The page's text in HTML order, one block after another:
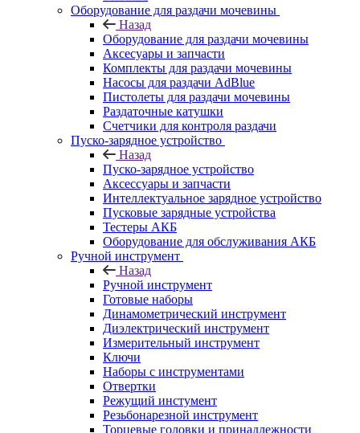
Оборудование для раздачи мочевины
Назад
Оборудование для раздачи мочевины
Аксесуары и запчасти
Комплекты для раздачи мочевины
Насосы для раздачи AdBlue
Пистолеты для раздачи мочевины
Раздаточные катушки
Счетчики для контроля раздачи
Пуско-зарядное устройство
Назад
Пуско-зарядное устройство
Аксессуары и запчасти
Интеллектуальное зарядное устройство
Пусковые зарядные устройства
Тестеры АКБ
Оборудование для обслуживания АКБ
Ручной инструмент
Назад
Ручной инструмент
Готовые наборы
Динамометрический инструмент
Диэлектрический инструмент
Измерительный инструмент
Ключи
Наборы с инструментами
Отвертки
Режущий инстумент
Резьбонарезной инструмент
Торцевые головки и принадлежности